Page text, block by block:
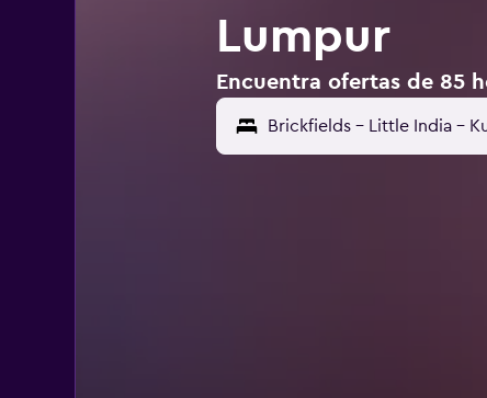
Lumpur
Encuentra ofertas de 85
Brickfields - Little India -